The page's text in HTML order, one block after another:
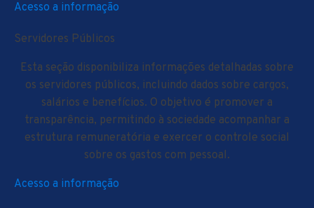
Acesso a informação
Servidores Públicos
Esta seção disponibiliza informações detalhadas sobre
os servidores públicos, incluindo dados sobre cargos,
salários e benefícios. O objetivo é promover a
transparência, permitindo à sociedade acompanhar a
estrutura remuneratória e exercer o controle social
sobre os gastos com pessoal.
Acesso a informação